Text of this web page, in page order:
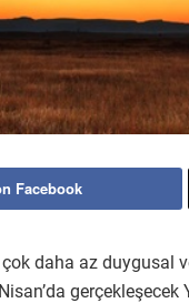
Facebook
daha az duygusal